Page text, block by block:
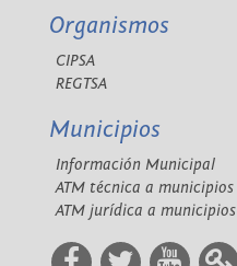
Organismos
CIPSA
REGTSA
Municipios
Información Municipal
ATM técnica a municipios
ATM jurídica a municipios